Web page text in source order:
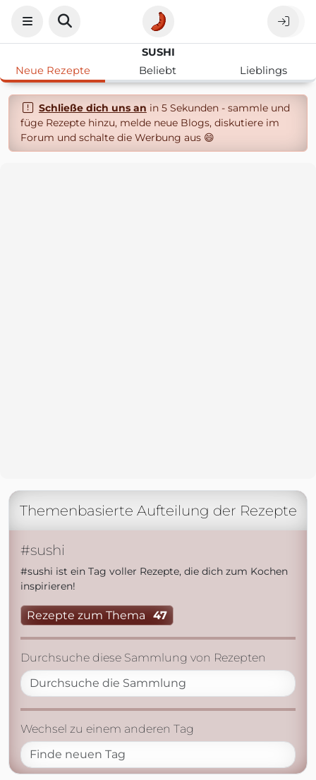
SUSHI
Neue Rezepte
Beliebt Lieblings
Schließe dich uns an in 5 Sekunden - sammle und
füge Rezepte hinzu, melde neue Blogs, diskutiere im
Forum und schalte die Werbung aus 😄
Themenbasierte Aufteilung der Rezepte
#sushi
#sushi ist ein Tag voller Rezepte, die dich zum Kochen
inspirieren!
Rezepte zum Thema 47
Durchsuche diese Sammlung von Rezepten
Wechsel zu einem anderen Tag